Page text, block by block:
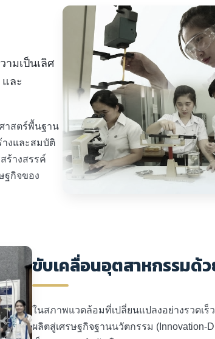
มเป็นเลิศ
และ
าสตร์พื้นฐาน
งและสมบัติ
ร้างสรรค์
ฐกิจของ
ขับเคลื่อนอุตสาหกรรมด้
ในสภาพแวดล้อมที่เปลี่ยนแปลงอย่างรวดเร็
ผลิตสู่เศรษฐกิจฐานนวัตกรรม (Innovation-